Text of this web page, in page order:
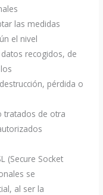
las medidas
el nivel
recogidos, de
pérdida o
tratados de otra
(Secure Socket
se
al ser la